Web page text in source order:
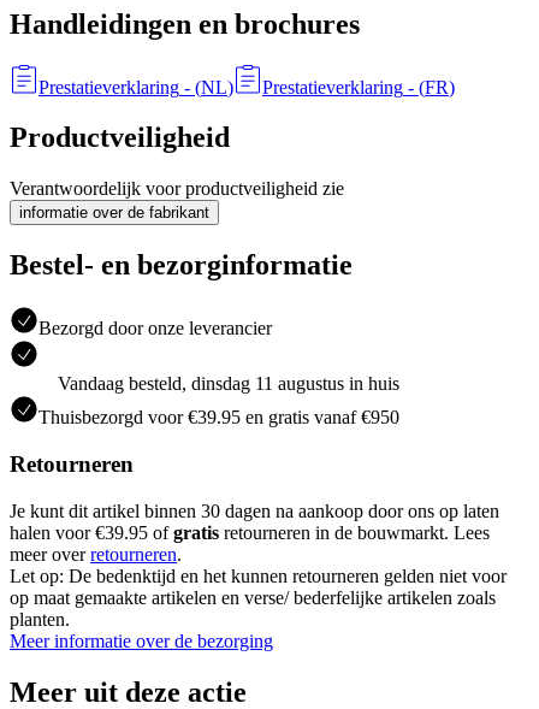
Handleidingen en brochures
Prestatieverklaring - (NL) Prestatieverklaring - (FR)
Productveiligheid
Verantwoordelijk voor productveiligheid zie
informatie over de fabrikant
Bestel- en bezorginformatie
Bezorgd door onze leverancier
Vandaag besteld, dinsdag 11 augustus in huis
Thuisbezorgd voor €39.95 en gratis vanaf €950
Retourneren
Je kunt dit artikel binnen 30 dagen na aankoop door ons op laten
halen voor €39.95 ofgratis retourneren in de bouwmarkt. Lees
meer overretourneren.
Let op: De bedenktijd en het kunnen retourneren gelden niet voor
op maat gemaakte artikelen en verse/ bederfelijke artikelen zoals
planten.
Meer informatie over de bezorging
Meer uit deze actie